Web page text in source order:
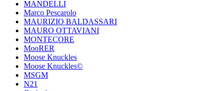
MANDELLI
Marco Pescarolo
MAURIZIO BALDASSARI
MAURO OTTAVIANI
MONTECORE
MooRER
Moose Knuckles
Moose Knuckles©️
MSGM
N21